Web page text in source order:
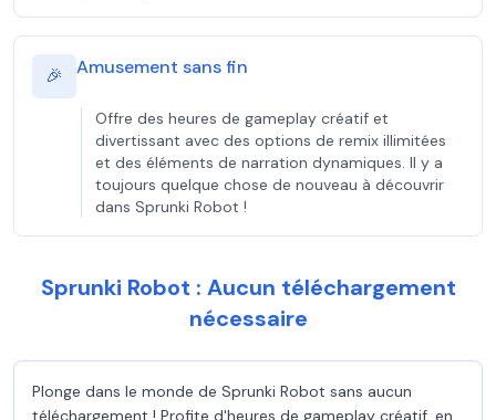
🎉 Amusement sans fin
Offre des heures de gameplay créatif et
divertissant avec des options de remix illimitées
et des éléments de narration dynamiques. Il y a
toujours quelque chose de nouveau à découvrir
dans Sprunki Robot !
Sprunki Robot : Aucun téléchargement
nécessaire
Plonge dans le monde de Sprunki Robot sans aucun
téléchargement ! Profite d'heures de gameplay créatif, en